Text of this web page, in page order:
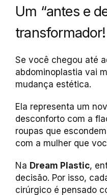
Um “antes e
transformador!
Se você chegou até
abdominoplastia vai
mudança estética.
Ela representa um
desconforto com a
roupas que
com a mulher que
Na Dream Plastic,
decisão. Por isso,
cirúrgico é pensado